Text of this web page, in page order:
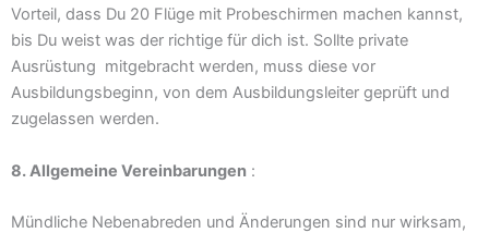
Vorteil, dass Du 20 Flüge mit Probeschirmen machen kannst,
bis Du weist was der richtige für dich ist. Sollte private
Ausrüstung mitgebracht werden, muss diese vor
Ausbildungsbeginn, von dem Ausbildungsleiter geprüft und
zugelassen werden.
8. Allgemeine Vereinbarungen :
Mündliche Nebenabreden und Änderungen sind nur wirksam,